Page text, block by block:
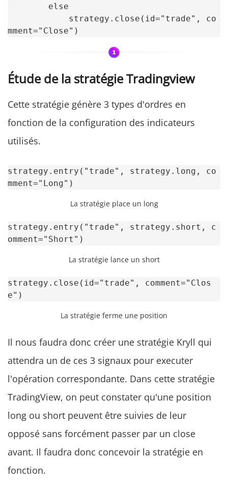
mment="Close")
Étude de la stratégie Tradingview
Cette stratégie génère 3 types d'ordres en
fonction de la configuration des indicateurs
utilisés.
strategy.entry("trade", strategy.long, co
mment="Long")
La stratégie place un long
strategy.entry("trade", strategy.short, c
omment="Short")
La stratégie lance un short
strategy.close(id="trade", comment="Clos
e")
La stratégie ferme une position
Il nous faudra donc créer une stratégie Kryll qui
attendra un de ces 3 signaux pour executer
l'opération correspondante. Dans cette stratégie
TradingView, on peut constater qu'une position
long ou short peuvent être suivies de leur
opposé sans forcément passer par un close
avant. Il faudra donc concevoir la stratégie en
fonction.